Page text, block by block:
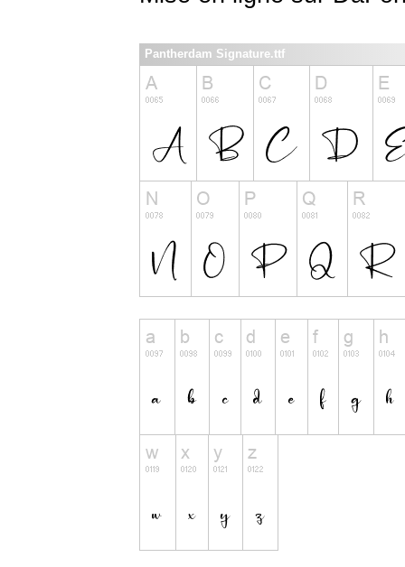
Pantherdam Signature.ttf